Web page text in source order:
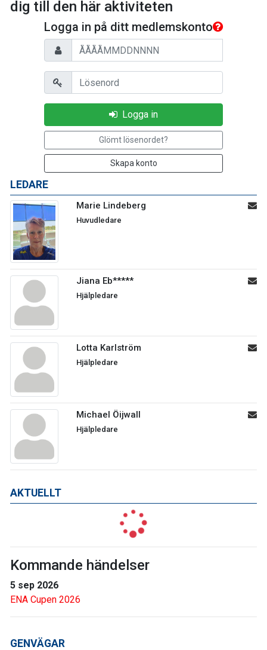
LEDARE
Marie Lindeberg
Huvudledare
Jiana Eb*****
Hjälpledare
Lotta Karlström
Hjälpledare
Michael Öijwall
Hjälpledare
AKTUELLT
Kommande händelser
5 sep 2026
ENA Cupen 2026
GENVÄGAR
dig till den här aktiviteten
Logga in på ditt medlemskonto
Personnummer
Lösenord
Logga in
Glömt lösenordet?
Skapa konto